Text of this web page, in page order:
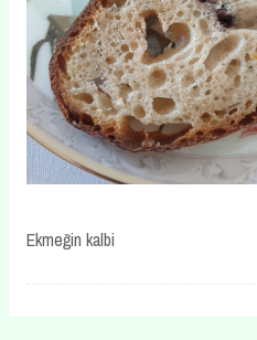
Ekmeğin kalbi